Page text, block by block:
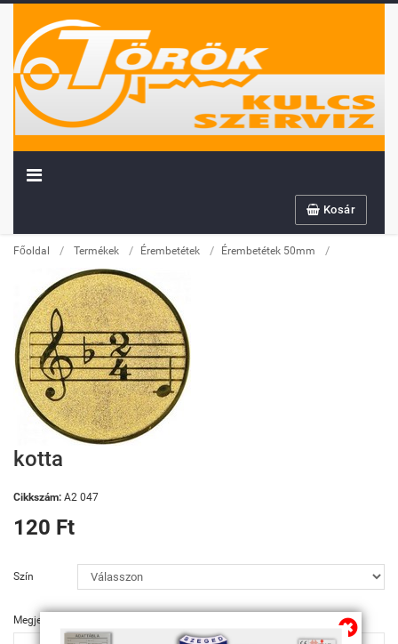
Kosár
Főoldal / Termékek / Érembetétek / Érembetétek 50mm /
kotta
Cikkszám: A2 047
120 Ft
Szín
Megjegyzés
Továbbiakban az info@sportserleg.hu
címre várjuk kedves régi és új ügyfeleink
megrendeléseit.
Megszűnő email címünk: kulcsszerviz@tiszanet.hu